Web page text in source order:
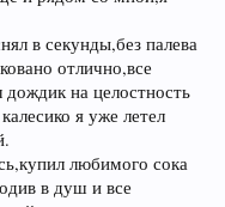
в секунды,без палева
отлично,все
на целостность
я уже летел
любимого сока
в душ и все